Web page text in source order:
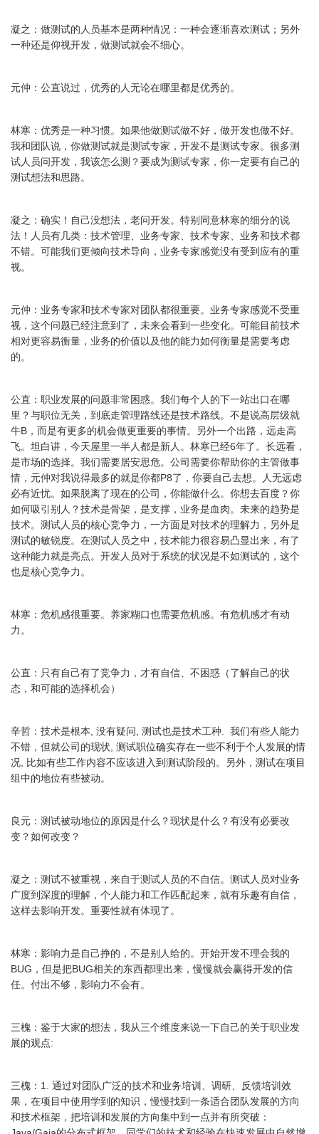
凝之：做测试的人员基本是两种情况：一种会逐渐喜欢测试；另外
一种还是仰视开发，做测试就会不细心。
元仲：公直说过，优秀的人无论在哪里都是优秀的。
林寒：优秀是一种习惯。如果他做测试做不好，做开发也做不好。
我和团队说，你做测试就是测试专家，开发不是测试专家。很多测
试人员问开发，我该怎么测？要成为测试专家，你一定要有自己的
测试想法和思路。
凝之：确实！自己没想法，老问开发。特别同意林寒的细分的说
法！人员有几类：技术管理、业务专家、技术专家、业务和技术都
不错。可能我们更倾向技术导向，业务专家感觉没有受到应有的重
视。
元仲：业务专家和技术专家对团队都很重要。业务专家感觉不受重
视，这个问题已经注意到了，未来会看到一些变化。可能目前技术
相对更容易衡量，业务的价值以及他的能力如何衡量是需要考虑
的。
公直：职业发展的问题非常困惑。我们每个人的下一站出口在哪
里？与职位无关，到底走管理路线还是技术路线。不是说高层级就
牛B，而是有更多的机会做更重要的事情。另外一个出路，远走高
飞。坦白讲，今天屋里一半人都是新人。林寒已经6年了。长远看，
是市场的选择。我们需要居安思危。公司需要你帮助你的主管做事
情，元仲对我说得最多的就是你都P8了，你要自己去想。人无远虑
必有近忧。如果脱离了现在的公司，你能做什么。你想去百度？你
如何吸引别人？技术是骨架，是支撑，业务是血肉。未来的趋势是
技术。测试人员的核心竞争力，一方面是对技术的理解力，另外是
测试的敏锐度。在测试人员之中，技术能力很容易凸显出来，有了
这种能力就是亮点。开发人员对于系统的状况是不如测试的，这个
也是核心竞争力。
林寒：危机感很重要。养家糊口也需要危机感。有危机感才有动
力。
公直：只有自己有了竞争力，才有自信、不困惑（了解自己的状
态，和可能的选择机会）
辛哲：技术是根本, 没有疑问, 测试也是技术工种. 我们有些人能力
不错，但就公司的现状, 测试职位确实存在一些不利于个人发展的情
况, 比如有些工作内容不应该进入到测试阶段的。另外，测试在项目
组中的地位有些被动。
良元：测试被动地位的原因是什么？现状是什么？有没有必要改
变？如何改变？
凝之：测试不被重视，来自于测试人员的不自信。测试人员对业务
广度到深度的理解，个人能力和工作匹配起来，就有乐趣有自信，
这样去影响开发。重要性就有体现了。
林寒：影响力是自己挣的，不是别人给的。开始开发不理会我的
BUG，但是把BUG相关的东西都理出来，慢慢就会赢得开发的信
任。付出不够，影响力不会有。
三槐：鉴于大家的想法，我从三个维度来说一下自己的关于职业发
展的观点:
三槐：1. 通过对团队广泛的技术和业务培训、调研、反馈培训效
果，在项目中使用学到的知识，慢慢找到一条适合团队发展的方向
和技术框架，把培训和发展的方向集中到一点并有所突破：